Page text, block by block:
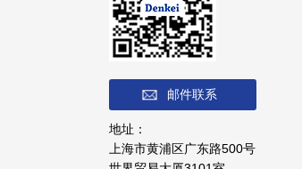
邮件联系
地址：
上海市黄浦区广东路500号